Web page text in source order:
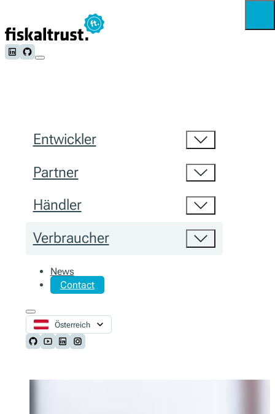
Follow us on LinkedIn
Follow us on Github
Entwickler
Partner
Händler
Verbraucher
News
Contact
Österreich
Follow us on Github
Follow us on Youtube
Follow us on LinkedIn
Follow us on Instagram